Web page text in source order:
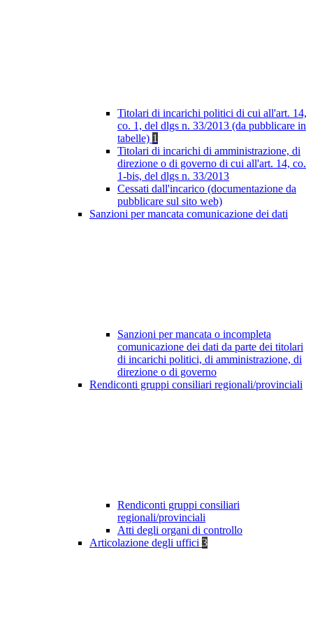
Titolari di incarichi politici di cui all'art. 14,
co. 1, del dlgs n. 33/2013 (da pubblicare in
tabelle) 1
Titolari di incarichi di amministrazione, di
direzione o di governo di cui all'art. 14, co.
1-bis, del dlgs n. 33/2013
Cessati dall'incarico (documentazione da
pubblicare sul sito web)
Sanzioni per mancata comunicazione dei dati
Sanzioni per mancata o incompleta
comunicazione dei dati da parte dei titolari
di incarichi politici, di amministrazione, di
direzione o di governo
Rendiconti gruppi consiliari regionali/provinciali
Rendiconti gruppi consiliari
regionali/provinciali
Atti degli organi di controllo
Articolazione degli uffici 3